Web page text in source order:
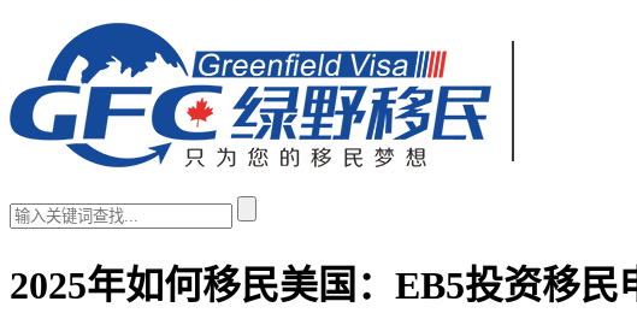
2025年如何移民美国：EB5投资移民